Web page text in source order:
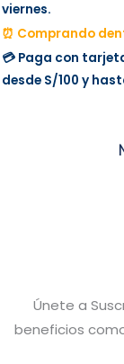
viernes.
⏰ Comprando
💳 Paga con
desde S/100 y
Únete a
beneficios